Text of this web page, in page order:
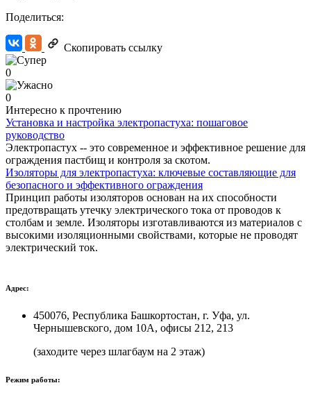
Поделиться:
Скопировать ссылку
0
0
Интересно к прочтению
Установка и настройка электропастуха: пошаговое
руководство
Электропастух -- это современное и эффективное решение для
ограждения пастбищ и контроля за скотом.
Изоляторы для электропастуха: ключевые составляющие для
безопасного и эффективного ограждения
Принцип работы изоляторов основан на их способности
предотвращать утечку электрического тока от проводов к
столбам и земле. Изоляторы изготавливаются из материалов с
высокими изоляционными свойствами, которые не проводят
электрический ток.
Адрес:
450076, Республика Башкортостан, г. Уфа, ул.
Чернышевского, дом 10А, офисы 212, 213
(заходите через шлагбаум на 2 этаж)
Режим работы: